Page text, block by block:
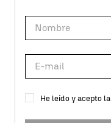
He leído y acepto la